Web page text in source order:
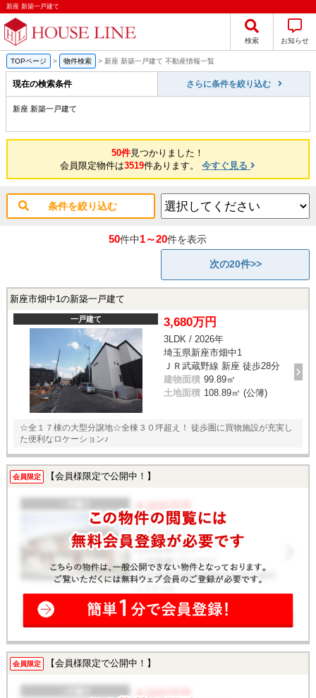
新座 新築一戸建て
検索 お知らせ
TOPページ > 物件検索 > 新座 新築一戸建て 不動産情報一覧
現在の検索条件 さらに条件を絞り込む
新座 新築一戸建て
50件見つかりました！
会員限定物件は3519件あります。今すぐ見る
条件を絞り込む
50件中1～20件を表示
次の20件>>
新座市畑中1の新築一戸建て
一戸建て 3,680万円
3LDK / 2026年
埼玉県新座市畑中1
ＪＲ武蔵野線 新座 徒歩28分
建物面積 99.89㎡
土地面積 108.89㎡ (公簿)
☆全１７棟の大型分譲地☆全棟３０坪超え！ 徒歩圏に買物施設が充実し
た便利なロケーション♪
会員限定 【会員様限定で公開中！】
会員限定 【会員様限定で公開中！】